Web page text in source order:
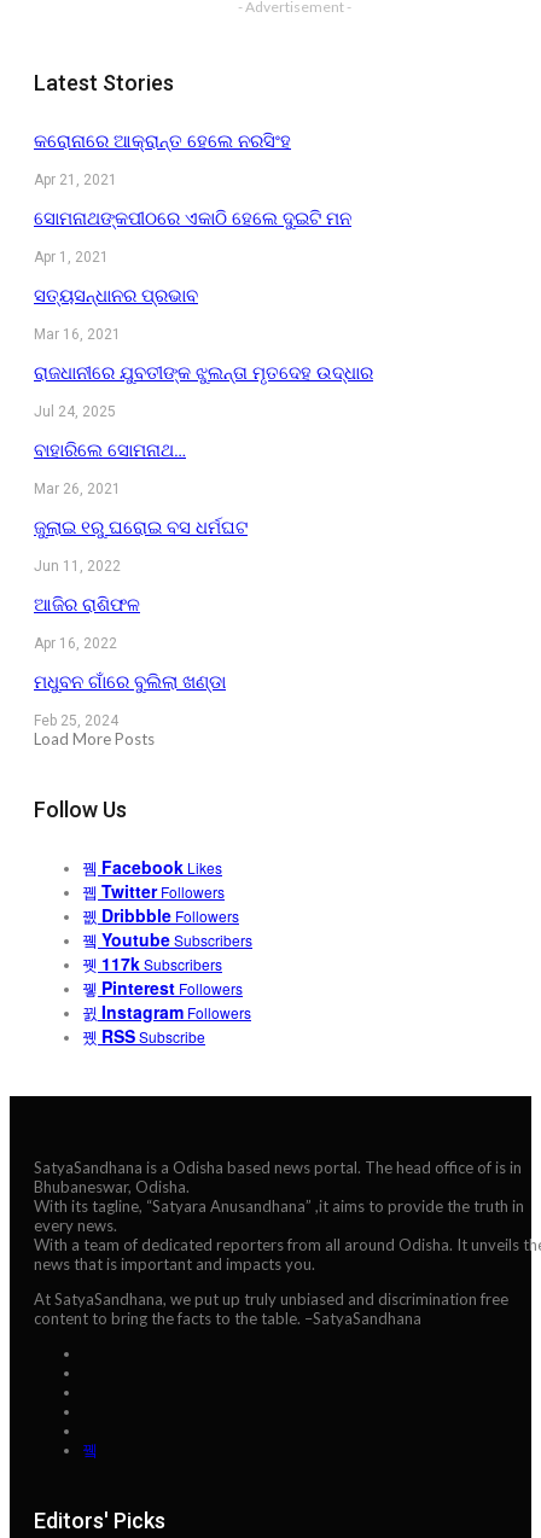
- Advertisement -
Latest Stories
କରୋନାରେ ଆକ୍ରାନ୍ତ ହେଲେ ନରସିଂହ
Apr 21, 2021
ସୋମନାଥଙ୍କପୀଠରେ ଏକାଠି ହେଲେ ଦୁଇଟି ମନ
Apr 1, 2021
ସତ୍ୟସନ୍ଧାନର ପ୍ରଭାବ
Mar 16, 2021
ରାଜଧାନୀରେ ଯୁବତୀଙ୍କ ଝୁଲନ୍ତା ମୃତଦେହ ଉଦ୍ଧାର
Jul 24, 2025
ବାହାରିଲେ ସୋମନାଥ…
Mar 26, 2021
ଜୁଲାଇ ୧ରୁ ଘରୋଇ ବସ ଧର୍ମଘଟ
Jun 11, 2022
ଆଜିର ରାଶିଫଳ
Apr 16, 2022
ମଧୁବନ ଗାଁରେ ବୁଲିଲା ଖଣ୍ଡା
Feb 25, 2024
Load More Posts
Follow Us
Facebook Likes
Twitter Followers
Dribbble Followers
YoutubeSubscribers
117kSubscribers
Pinterest Followers
Instagram Followers
RSSSubscribe
SatyaSandhana is a Odisha based news portal. The head office of is in
Bhubaneswar, Odisha.
With its tagline, “Satyara Anusandhana” ,it aims to provide the truth in
every news.
With a team of dedicated reporters from all around Odisha. It unveils
news that is important and impacts you.
At SatyaSandhana, we put up truly unbiased and discrimination free
content to bring the facts to the table. –SatyaSandhana
Editors' Picks